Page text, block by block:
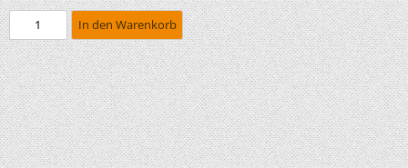
In den Warenkorb